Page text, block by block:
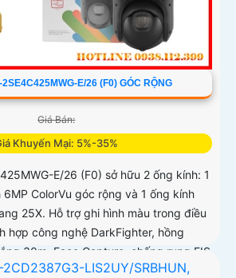
E/26 (F0) GÓC RỘNG
Giá Bán:
Khuyến Mại: 5%-35%
E/26 (F0) sở hữu 2 ống kính: 1
ColorVu góc rộng và 1 ống kính
25X. Hỗ trợ ghi hình màu trong điều
hợp công nghệ DarkFighter, hồng
30m, Face Capture, chống rung EIS